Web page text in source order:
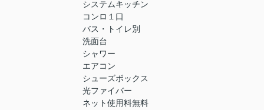
システムキッチン
コンロ１口
バス・トイレ別
洗面台
シャワー
エアコン
シューズボックス
光ファイバー
ネット使用料無料